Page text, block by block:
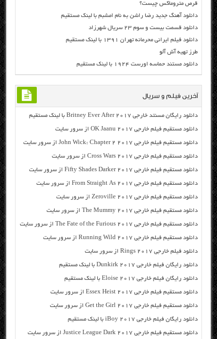
قرص متروماکس چیست؟
دانلود آهنگ جدید رضا راشن به نام امشبم با لینک مستقیم
دانلود قسمت بیست و سوم ۲۳ سریال شهرزاد
دانلود فیلم ایرانی محرمانه تهران ۱۳۹۱ با لینک مستقیم
طرز تهیه آش آلو
دانلود مستند حماسه اورست ۱۹۲۴ با لینک مستقیم
آخرین فیلم و سریال
دانلود رایگان مسنتد خارجی Britney Ever After 2017 با لینک مستقیم
دانلود مستقیم فیلم خارجی OK Jaanu 2017 از سرور سایت
دانلود مستقیم فیلم خارجی John Wick: Chapter 2 2017 از سرور سایت
دانلود مستقیم فیلم خارجی Cross Wars 2017 از سرور سایت
دانلود مستقیم فیلم خارجی Fifty Shades Darker 2017 از سرور سایت
دانلود مستقیم فیلم خارجی From Straight As 2017 از سرور سایت
دانلود مستقیم فیلم خارجی Zeroville 2017 از سرور سایت
دانلود مستقیم فیلم خارجی The Mummy 2017 از سرور سایت
دانلود مستقیم فیلم خارجی The Fate of the Furious 2017 از سرور سایت
دانلود مستقیم فیلم خارجی Running Wild 2017 از سرور سایت
دانلود فیلم خارجی Rings 2017 از سرور سایت
دانلود رایگان فیلم خارجی Dunkirk 2017 با لینک مستقیم
دانلود رایگان فیلم خارجی Eloise 2017 با لینک مستقیم
دانلود مستقیم فیلم خارجی Essex Heist 2017 از سرور سایت
دانلود مستقیم فیلم خارجی Get the Girl 2017 از سرور سایت
دانلود رایگان فیلم خارجی iBoy 2017 با لینک مستقیم
دانلود مستقیم فیلم خارجی Justice League Dark 2017 از سرور سایت